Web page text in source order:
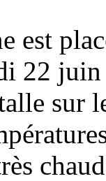
est
22
sur